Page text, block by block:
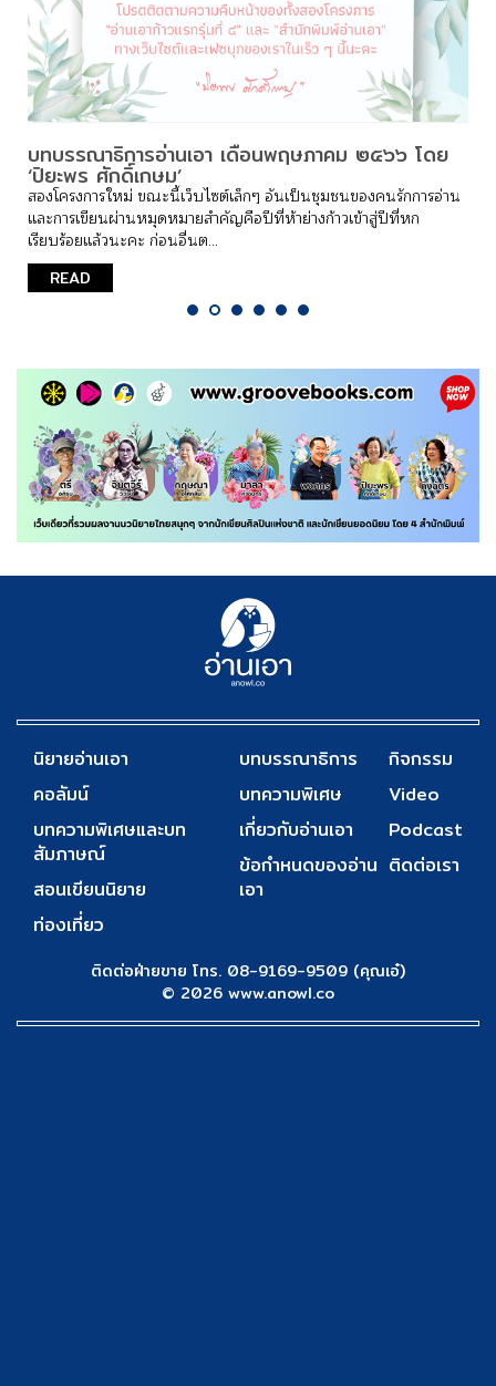
บทบรรณาธิการอ่านเอา เดือนพฤษภาคม ๒๕๖๖ โดย
‘ปิยะพร ศักดิ์เกษม’
สองโครงการใหม่ ขณะนี้เว็บไซต์เล็กๆ อันเป็นชุมชนของคนรักการอ่าน
และการเขียนผ่านหมุดหมายสำคัญคือปีที่ห้าย่างก้าวเข้าสู่ปีที่หก
เรียบร้อยแล้วนะคะ ก่อนอื่นต...
READ
นิยายอ่านเอา
คอลัมน์
บทความพิเศษและบท
สัมภาษณ์
สอนเขียนนิยาย
ท่องเที่ยว
บทบรรณาธิการ
บทความพิเศษ
เกี่ยวกับอ่านเอา
ข้อกำหนดของอ่าน
เอา
กิจกรรม
Video
Podcast
ติดต่อเรา
ติดต่อฝ่ายขาย โทร. 08-9169-9509 (คุณเอ๋)
© 2026 www.anowl.co